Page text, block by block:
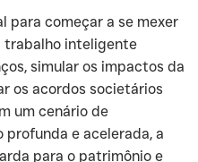
para começar a se mexer
trabalho inteligente
simular os impactos da
os acordos societários
um cenário de
e acelerada, a
para o patrimônio e